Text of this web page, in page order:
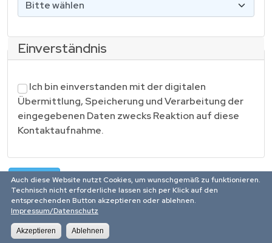
i
n
i
t
e
ä
h
l
e
*
Einverständnis
D
a
t
e
s
c
h
u
t
z
Ich bin einverstanden mit der digitalen
Übermittlung, Speicherung und Verarbeitung der
eingegebenen Daten zwecks Reaktion auf diese
Kontaktaufnahme.
Impressum
Auch diese Website nutzt Cookies, um wunschgemäß zu funktionieren.
Technisch nicht erforderliche lassen sich per Klick auf den
entsprechenden Button akzeptieren oder ablehnen.
Impressum/Datenschutz
Akzeptieren Ablehnen